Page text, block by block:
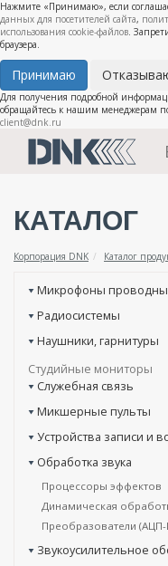
Нажмите «Принимаю», если
данных для посетителей сайта,
использования cookie-файлов.
браузера.
Принимаю
Для получения подробной
обращайтесь к нашим менеджерам
client@dnk.ru
КАТАЛОГ
Корпорация DNK Каталог
Микрофоны
Радиосистемы
Наушники, гарнитуры
Студийные мониторы
Служебная связь
Микшерные пульты
Устройства записи и
Обработка звука
Процессоры эффектов
Динамическая
Преобразователи
Звукоусилительное